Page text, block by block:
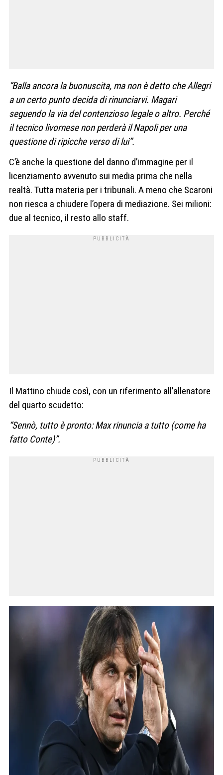
“Balla ancora la buonuscita, ma non è detto che Allegri
a un certo punto decida di rinunciarvi. Magari
seguendo la via del contenzioso legale o altro. Perché
il tecnico livornese non perderà il Napoli per una
questione di ripicche verso di lui”.
C’è anche la questione del danno d’immagine per il
licenziamento avvenuto sui media prima che nella
realtà. Tutta materia per i tribunali. A meno che Scaroni
non riesca a chiudere l’opera di mediazione. Sei milioni:
due al tecnico, il resto allo staff.
Il Mattino chiude così, con un riferimento all’allenatore
del quarto scudetto:
“Sennò, tutto è pronto: Max rinuncia a tutto (come ha
fatto Conte)”.